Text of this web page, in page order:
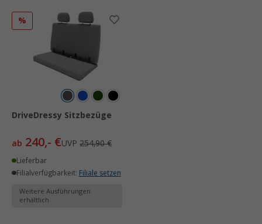
%
DriveDressy Sitzbezüge
ab 240,- €UVP 254,90 €
Lieferbar
Filialverfügbarkeit: Filiale setzen
Weitere Ausführungen
erhältlich